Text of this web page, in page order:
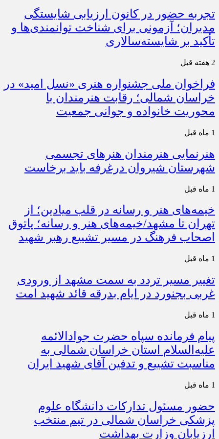
تجربه حضور در کانون ارزیابی شایستگی
مدیران؛ آزمونی برای شناخت توانمندی‌ها و
تأکید بر شایسته‌سالاری
2 هفته قبل
فراخوان ملی جشنواره هنری «نسل امید» در
خراسان شمالی؛ رقابت هنرمندان با
محوریت خانواده و جوانی جمعیت
1 ماه قبل
هنرنمایی هنرمندان هنرهای تجسمی
شهرستان شیروان درغرفه باید برخاست
1 ماه قبل
خیمه‌های هنر و رسانه در قلب میادین؛ از
تهران تا مشهد/خیمه‌های هنر و رسانه؛ پاتوق
اصحاب فرهنگ در مسیر تشییع رهبر شهید
1 ماه قبل
تغییر مسیر تردد به سمت مشهد از ورودی
غربی بجنورد در ایام بدرقه قائد شهید امت
1 ماه قبل
پیام فرمانده سپاه حضرت جوادالائمه
علیه‌السلام استان خراسان شمالی به
مناسبت تشییع و تدفین آقای شهید ایران
1 ماه قبل
حضور مسئول تدارکات دانشگاه علوم
پزشکی خراسان شمالی در تیم منتخب
ارزیابان وزارت بهداشت